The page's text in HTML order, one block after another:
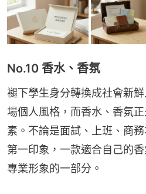
No.10 香水、香氛
褪下學生身分轉換成社會新
場個人風格，而香水、香氛
素。不論是面試、上班、商
第一印象，一款適合自己的
專業形象的一部分。